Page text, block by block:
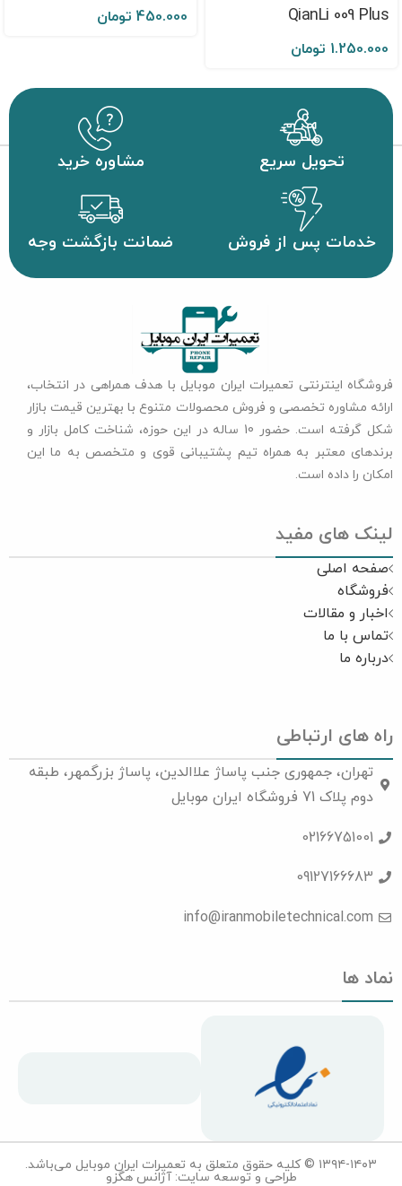
QianLi 009 Plus
1.250.000 تومان
450.000 تومان
تحویل سریع مشاوره خرید
خدمات پس از فروش ضمانت بازگشت وجه
فروشگاه اینترنتی تعمیرات ایران موبایل با هدف همراهی در انتخاب،
ارائه مشاوره تخصصی و فروش محصولات متنوع با بهترین قیمت بازار
شکل گرفته است. حضور 10 ساله در این حوزه، شناخت کامل بازار و
برندهای معتبر به همراه تیم پشتیبانی قوی و متخصص به ما این
امکان را داده است.
لینک های مفید
صفحه اصلی
فروشگاه
اخبار و مقالات
تماس با ما
درباره ما
راه های ارتباطی
تهران، جمهوری جنب پاساژ علاالدین، پاساژ بزرگمهر، طبقه
دوم پلاک 71 فروشگاه ایران موبایل
02166751001
09127166683
info@iranmobiletechnical.com
نماد ها
۱۳۹۴-۱۴۰۳ © کلیه حقوق متعلق به تعمیرات ایران موبایل می‌باشد.
طراحی و توسعه سایت: آژانس هگزو